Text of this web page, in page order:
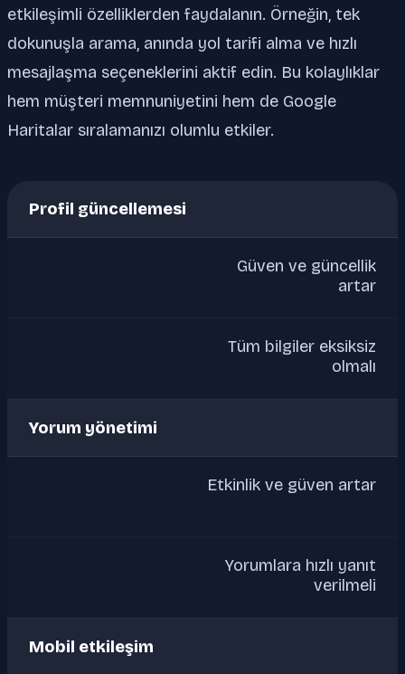
etkileşimli özelliklerden faydalanın. Örneğin, tek
dokunuşla arama, anında yol tarifi alma ve hızlı
mesajlaşma seçeneklerini aktif edin. Bu kolaylıklar
hem müşteri memnuniyetini hem de Google
Haritalar sıralamanızı olumlu etkiler.
Profil güncellemesi
Güven ve güncellik
artar
Tüm bilgiler eksiksiz
olmalı
Yorum yönetimi
Etkinlik ve güven artar
Yorumlara hızlı yanıt
verilmeli
Mobil etkileşim